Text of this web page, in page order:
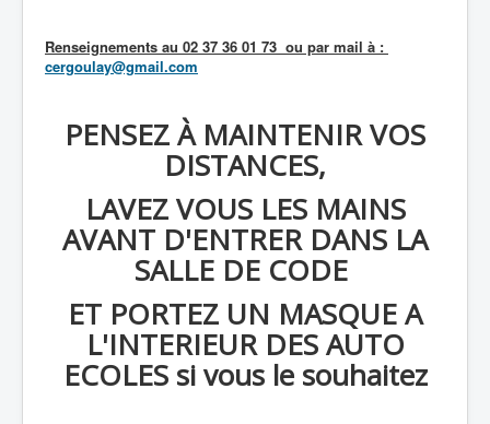
Renseignements au 02 37 36 01 73 ou par mail à :
cergoulay@gmail.com
PENSEZ À MAINTENIR VOS
DISTANCES,
LAVEZ VOUS LES MAINS
AVANT D'ENTRER DANS LA
SALLE DE CODE
ET PORTEZ UN MASQUE A
L'INTERIEUR DES AUTO
ECOLES si vous le souhaitez